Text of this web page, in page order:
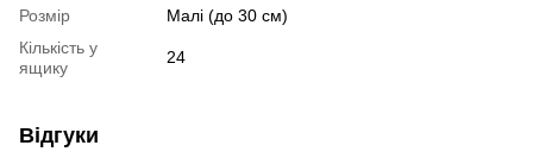
Розмір
Малі (до 30 см)
Кількість у
ящику
24
Відгуки